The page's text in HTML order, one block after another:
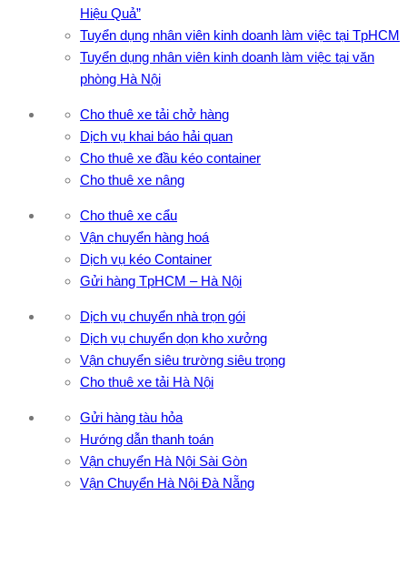
Hiệu Quả”
Tuyển dụng nhân viên kinh doanh làm việc tại TpHCM
Tuyển dụng nhân viên kinh doanh làm việc tại văn
phòng Hà Nội
Cho thuê xe tải chở hàng
Dịch vụ khai báo hải quan
Cho thuê xe đầu kéo container
Cho thuê xe nâng
Cho thuê xe cẩu
Vận chuyển hàng hoá
Dịch vụ kéo Container
Gửi hàng TpHCM – Hà Nội
Dịch vụ chuyển nhà trọn gói
Dịch vụ chuyển dọn kho xưởng
Vận chuyển siêu trường siêu trọng
Cho thuê xe tải Hà Nội
Gửi hàng tàu hỏa
Hướng dẫn thanh toán
Vận chuyển Hà Nội Sài Gòn
Vận Chuyển Hà Nội Đà Nẵng